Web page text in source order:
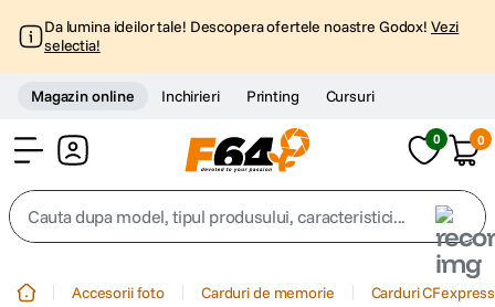
Da lumina ideilor tale! Descopera ofertele noastre Godox! Vezi
selectia!
Magazin online Inchirieri Printing Cursuri
0 0
Cauta dupa model, tipul produsului, caracteristici...
Accesorii foto Carduri de memorie Carduri CFexpress